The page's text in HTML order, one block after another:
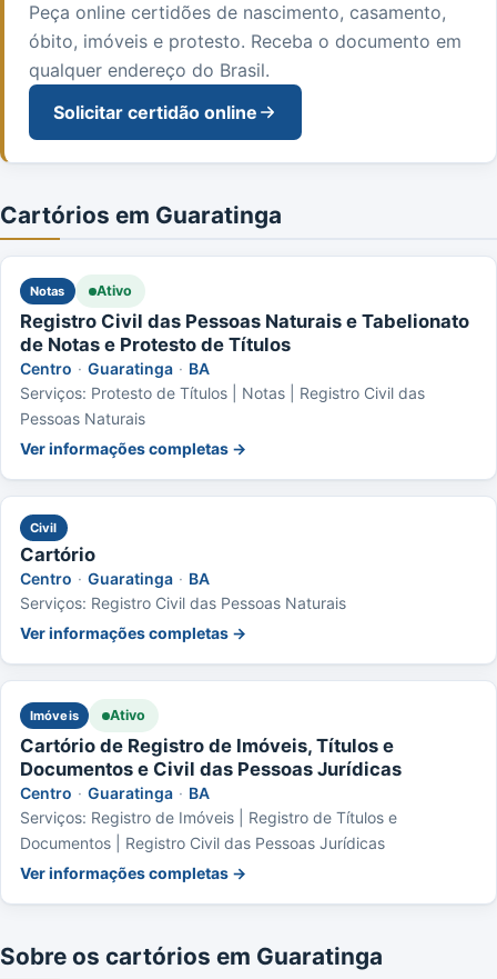
Peça online certidões de nascimento, casamento,
óbito, imóveis e protesto. Receba o documento em
qualquer endereço do Brasil.
Solicitar certidão online
Cartórios em Guaratinga
Notas Ativo
Registro Civil das Pessoas Naturais e Tabelionato
de Notas e Protesto de Títulos
Centro · Guaratinga · BA
Serviços: Protesto de Títulos | Notas | Registro Civil das
Pessoas Naturais
Ver informações completas →
Civil
Cartório
Centro · Guaratinga · BA
Serviços: Registro Civil das Pessoas Naturais
Ver informações completas →
Imóveis Ativo
Cartório de Registro de Imóveis, Títulos e
Documentos e Civil das Pessoas Jurídicas
Centro · Guaratinga · BA
Serviços: Registro de Imóveis | Registro de Títulos e
Documentos | Registro Civil das Pessoas Jurídicas
Ver informações completas →
Sobre os cartórios em Guaratinga